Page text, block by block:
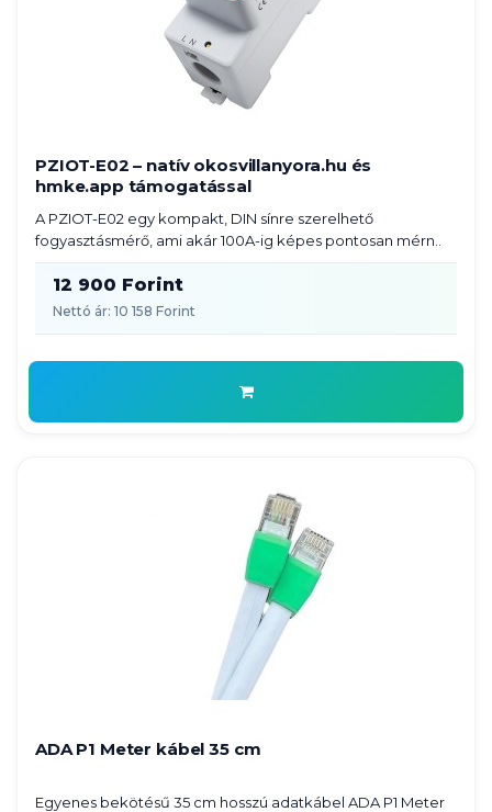
PZIOT-E02 – natív okosvillanyora.hu és
hmke.app támogatással
A PZIOT-E02 egy kompakt, DIN sínre szerelhető
fogyasztásmérő, ami akár 100A-ig képes pontosan mérn..
12 900 Forint
Nettó ár: 10 158 Forint
ADA P1 Meter kábel 35 cm
Egyenes bekötésű 35 cm hosszú adatkábel ADA P1 Meter